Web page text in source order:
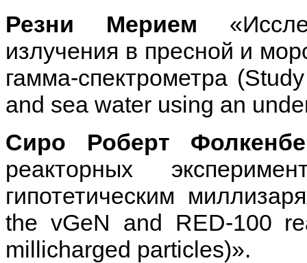
Резни Мерием
излучения в пресной и
гамма-спектрометра
and sea water using an
Сиро Роберт
реакторных
гипотетическим
the vGeN and RED-100
millicharged particles)».